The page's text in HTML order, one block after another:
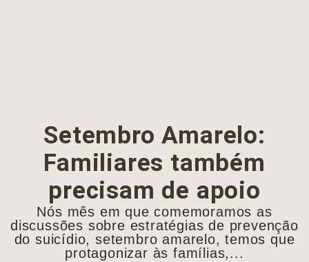
Setembro Amarelo:
Familiares também
precisam de apoio
Nós mês em que comemoramos as
discussões sobre estratégias de prevenção
do suicídio, setembro amarelo, temos que
protagonizar às famílias,...